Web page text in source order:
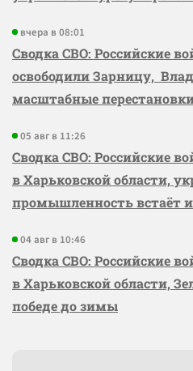
вчера в 08:01
Сводка СВО: Российские
освободили Зарницу,
масштабные
05 авг в 11:26
Сводка СВО: Российские
в Харьковской области,
промышленность встаёт
04 авг в 10:46
Сводка СВО: Российские
в Харьковской области,
победе до зимы